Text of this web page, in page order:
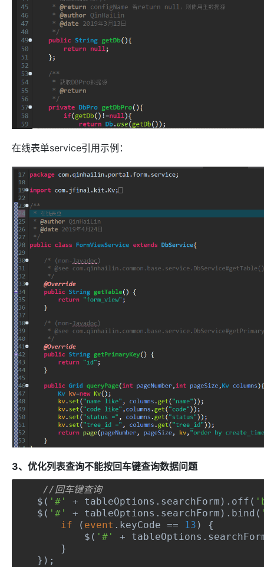
在线表单service引用示例：
3、优化列表查询不能按回车键查询数据问题
//回车键查询
$ ( '#' + tableOptions . searchForm ). off (
$ ( '#' + tableOptions . searchForm ). bind (
if
( event . keyCode == 13 )
{
	$
( '#' + tableOptions .
}
});